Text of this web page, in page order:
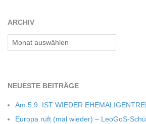
H
U
E
ARCHIV
Archiv
NEU­ESTE BEITRÄGE
Am 5.9. IST WIEDER
Europa ruft (mal wie­der) – LeoGoS-